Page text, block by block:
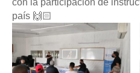
con la participación de
país 🙌🏻